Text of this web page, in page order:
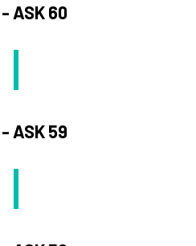
ASK 60
ASK 59